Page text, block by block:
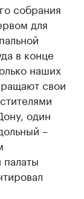
собрания
для
в конце
наших
свои
один
–